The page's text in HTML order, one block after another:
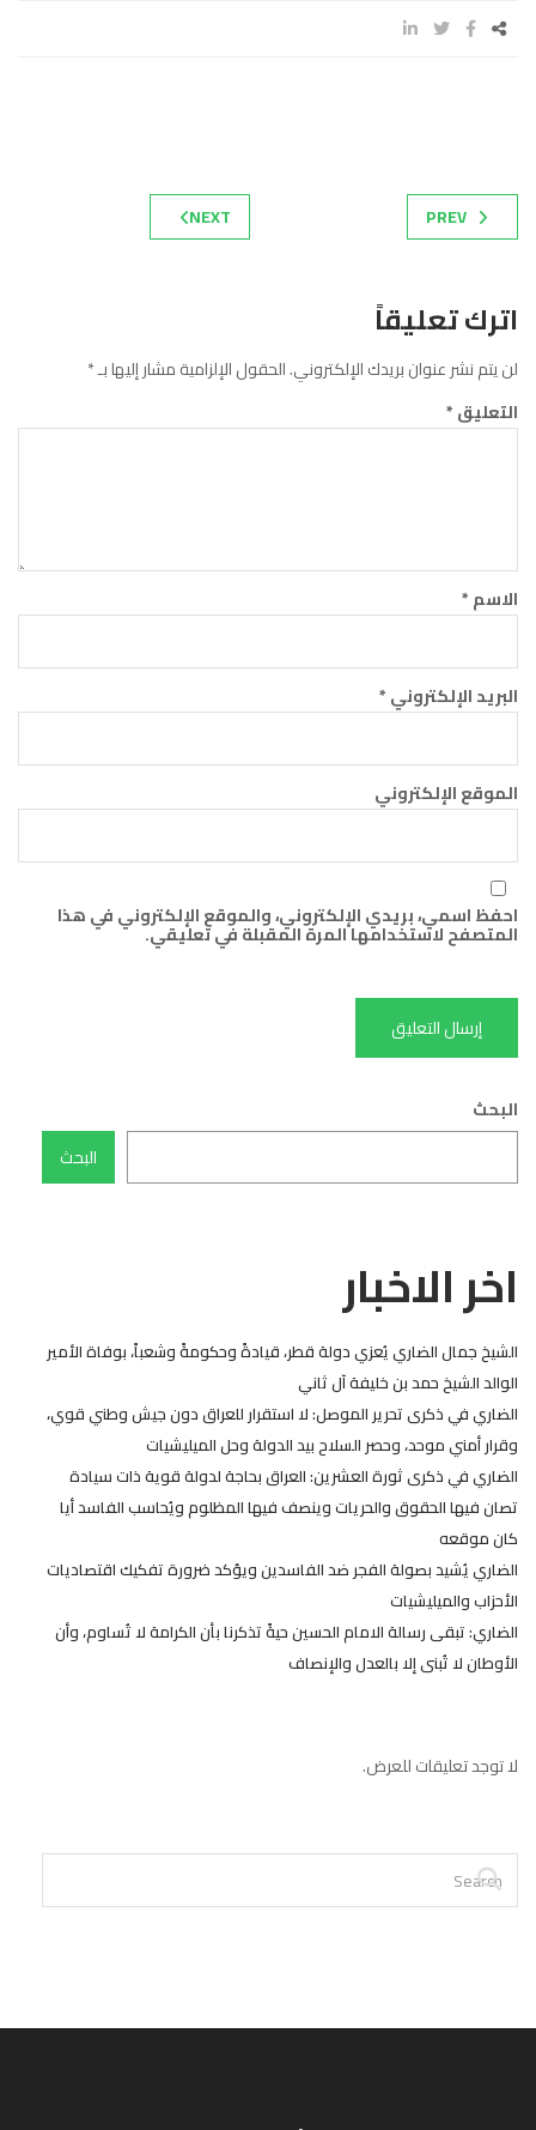
PREV
NEXT
اترك تعليقاً
لن يتم نشر عنوان بريدك الإلكتروني.الحقول الإلزامية مشار إليها بـ*
التعليق*
الاسم*
البريد الإلكتروني*
الموقع الإلكتروني
احفظ اسمي، بريدي الإلكتروني، والموقع الإلكتروني في هذا
المتصفح لاستخدامها المرة المقبلة في تعليقي.
البحث
البحث
اخر الاخبار
الشيخ جمال الضاري يُعزي دولة قطر، قيادةً وحكومةً وشعباً، بوفاة الأمير
الوالد الشيخ حمد بن خليفة آل ثاني
الضاري في ذكرى تحرير الموصل: لا استقرار للعراق دون جيش وطني قوي،
وقرار أمني موحد، وحصر السلاح بيد الدولة وحل الميليشيات
الضاري في ذكرى ثورة العشرين: العراق بحاجة لدولة قوية ذات سيادة
تصان فيها الحقوق والحريات وينصف فيها المظلوم ويُحاسب الفاسد أيا
كان موقعه
الضاري يُشيد بصولة الفجر ضد الفاسدين ويؤكد ضرورة تفكيك اقتصاديات
الأحزاب والميليشيات
الضاري: تبقى رسالة الامام الحسين حيةً تذكرنا بأن الكرامة لا تُساوم، وأن
الأوطان لا تُبنى إلا بالعدل والإنصاف
لا توجد تعليقات للعرض.